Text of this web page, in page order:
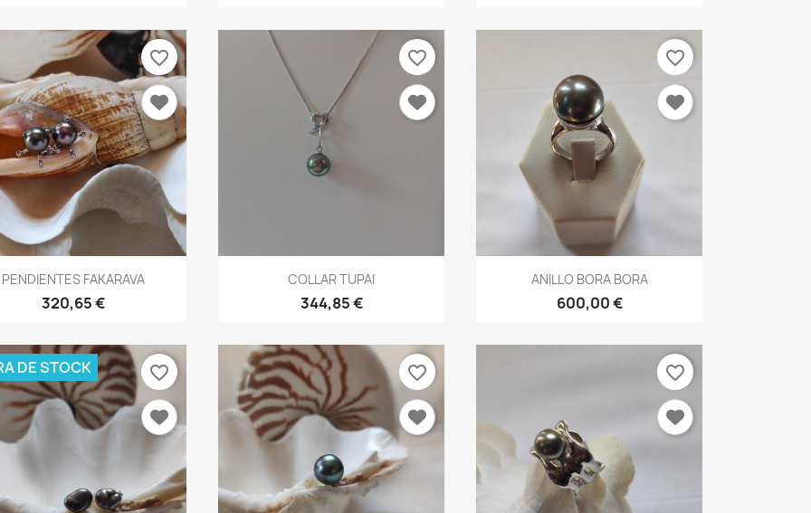
Vista rápida
PENDIENTES FAKARAVA
320,65 €
favorite_border
Vista rápida
COLLAR TUPAI
344,85 €
favorite_border
 Vista rápida
ANILLO BORA BORA
600,00 €
favorite_border
DE STOCK favorite_border favorite_border favorite_border